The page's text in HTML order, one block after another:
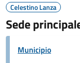
Celestino Lanza
Sede
Municipio